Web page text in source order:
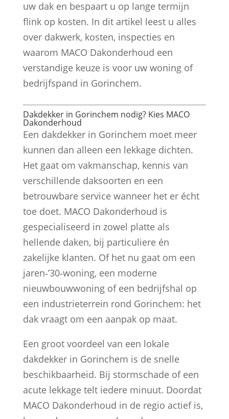
uw dak en bespaart u op lange termijn
flink op kosten. In dit artikel leest u alles
over dakwerk, kosten, inspecties en
waarom MACO Dakonderhoud een
verstandige keuze is voor uw woning of
bedrijfspand in Gorinchem.
Dakdekker in Gorinchem nodig? Kies MACO
Dakonderhoud
Een dakdekker in Gorinchem moet meer
kunnen dan alleen een lekkage dichten.
Het gaat om vakmanschap, kennis van
verschillende daksoorten en een
betrouwbare service wanneer het er écht
toe doet. MACO Dakonderhoud is
gespecialiseerd in zowel platte als
hellende daken, bij particuliere én
zakelijke klanten. Of het nu gaat om een
jaren‑’30‑woning, een moderne
nieuwbouwwoning of een bedrijfshal op
een industrieterrein rond Gorinchem: het
dak vraagt om een aanpak op maat.
Een groot voordeel van een lokale
dakdekker in Gorinchem is de snelle
beschikbaarheid. Bij stormschade of een
acute lekkage telt iedere minuut. Doordat
MACO Dakonderhoud in de regio actief is,